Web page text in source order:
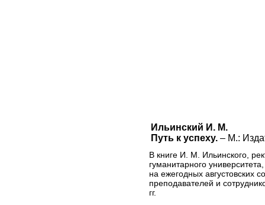
Ильинский И. М.
Путь к успеху. – М.:
В книге И. М. Ильинского,
гуманитарного
на ежегодных августовских
преподавателей и
гг.